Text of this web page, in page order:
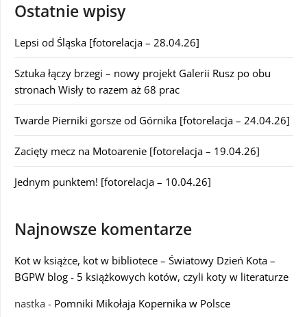
Ostatnie wpisy
Lepsi od Śląska [fotorelacja – 28.04.26]
Sztuka łączy brzegi – nowy projekt Galerii Rusz po obu
stronach Wisły to razem aż 68 prac
Twarde Pierniki gorsze od Górnika [fotorelacja – 24.04.26]
Zacięty mecz na Motoarenie [fotorelacja – 19.04.26]
Jednym punktem! [fotorelacja – 10.04.26]
Najnowsze komentarze
Kot w książce, kot w bibliotece – Światowy Dzień Kota –
BGPW blog - 5 książkowych kotów, czyli koty w literaturze
nastka - Pomniki Mikołaja Kopernika w Polsce